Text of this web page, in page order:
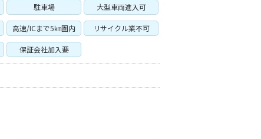
駐車場 大型車両進入可
高速/ICまで5㎞圏内 リサイクル業不可
保証会社加入要